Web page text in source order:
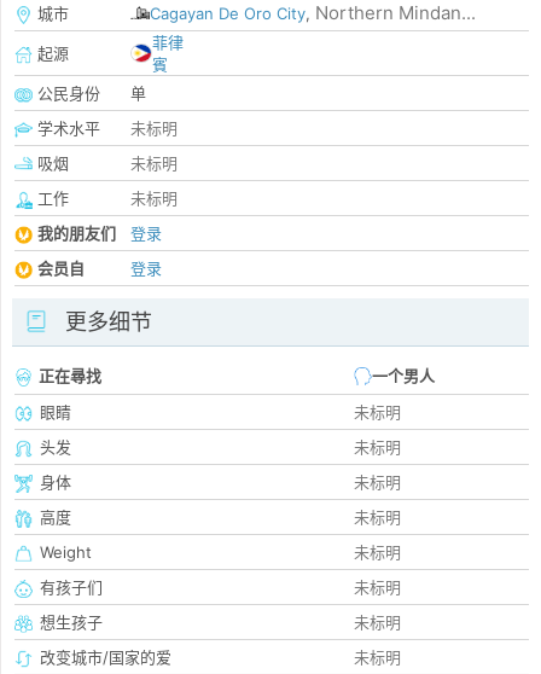
城市
Cagayan De Oro City, Northern Mindan...
起源
菲律
賓
公民身份
单
学术水平
未标明
吸烟
未标明
工作
未标明
我的朋友们
登录
会员自
登录
更多细节
正在尋找
一个男人
眼睛
未标明
头发
未标明
身体
未标明
高度
未标明
Weight
未标明
有孩子们
未标明
想生孩子
未标明
改变城市/国家的爱
未标明